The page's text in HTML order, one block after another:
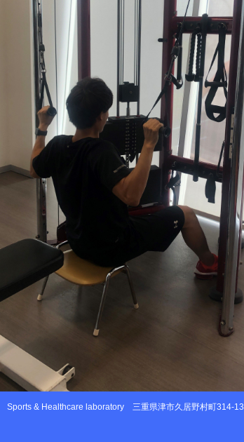
Sports & Healthcare laboratory 三重県津市久居野村町314-13